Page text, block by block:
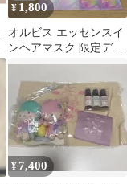
¥ 1,800
オルビス エッセンスイ
ンヘアマスク 限定デザ
イン ＆ エッセンシャル
プレミアム
¥ 7,400